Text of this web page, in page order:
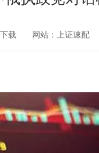
载 网站：上证速配